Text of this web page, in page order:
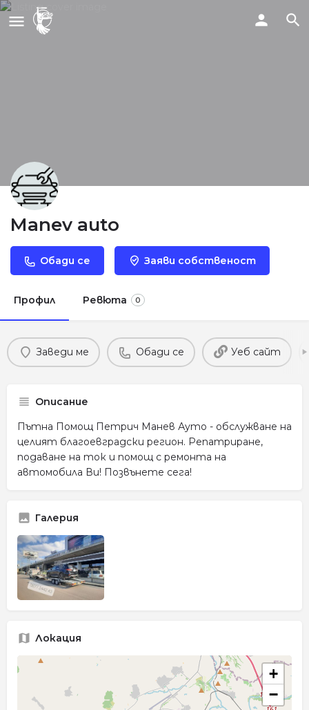
Manev auto
Обади се Заяви собственост
Профил Ревюта 0
Заведи ме Обади се Уеб сайт
Описание
Пътна Помощ Петрич Манев Ауто - обслужване на
целият благоевградски регион. Репатриране,
подаване на ток и помощ с ремонта на
автомобила Ви! Позвънете сега!
Галерия
Локация
+
−